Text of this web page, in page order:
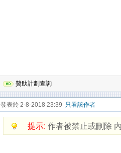
贊助計劃查詢
發表於 2-8-2018 23:39 只看該作者
提示: 作者被禁止或刪除